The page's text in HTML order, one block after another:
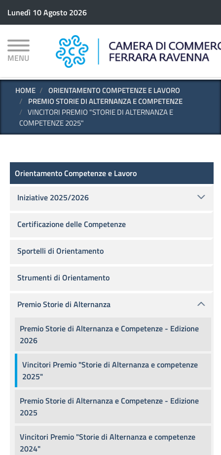
principale
Lunedì 10 Agosto 2026
MENU
HOME
ORIENTAMENTO COMPETENZE E LAVORO
PREMIO STORIE DI ALTERNANZA E COMPETENZE
VINCITORI PREMIO "STORIE DI ALTERNANZA E
COMPETENZE 2025"
Scuola - Lavoro
Orientamento Competenze e Lavoro
Iniziative 2025/2026
Certificazione delle Competenze
Sportelli di Orientamento
Strumenti di Orientamento
Premio Storie di Alternanza
Premio Storie di Alternanza e Competenze - Edizione
2026
Vincitori Premio "Storie di Alternanza e competenze
2025"
Premio Storie di Alternanza e Competenze - Edizione
2025
Vincitori Premio "Storie di Alternanza e competenze
2024"